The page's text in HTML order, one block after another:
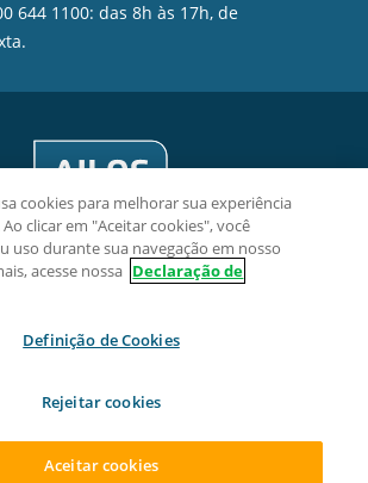
644 1100: das 8h às 17h, de
de Crédito - CNPJ 03.461.243/0001-15
Todos os direitos reservados.
cookies para melhorar sua experiência
clicar em "Aceitar cookies", você
uso durante sua navegação em nosso
acesse nossa Declaração de
Definição de Cookies
Rejeitar cookies
Aceitar cookies